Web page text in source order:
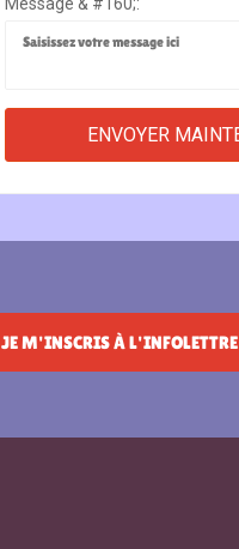
JE M'INSCRIS À L'INFOLETTRE